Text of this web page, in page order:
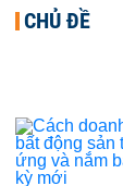
CHỦ ĐỀ